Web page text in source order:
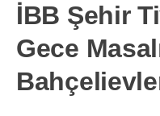
EKONOMİ
DÜNYA
MAGAZİN
İBB Şehir
Gece